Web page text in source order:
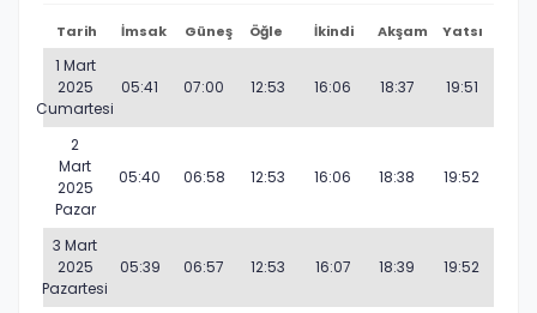
Tarih İmsak Güneş Öğle İkindi Akşam Yatsı
1 Mart
2025
Cumartesi
05:41 07:00 12:53 16:06 18:37 19:51
2
Mart
2025
Pazar
05:40 06:58 12:53 16:06 18:38 19:52
3 Mart
2025
Pazartesi
05:39 06:57 12:53 16:07 18:39 19:52